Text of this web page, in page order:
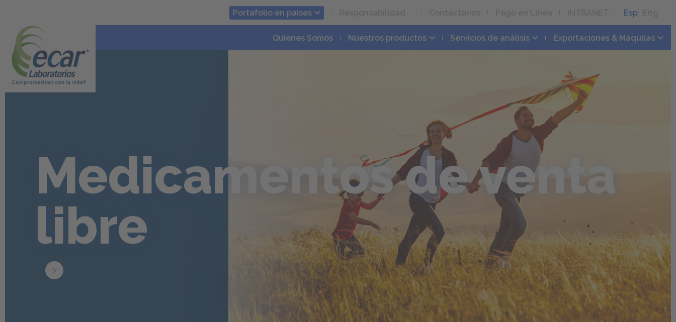
Portafolio en países Esp
Quienes Somos Nuestros productos Servicios de análisis Exportaciones & Maquilas
Medicamentos de venta
libre